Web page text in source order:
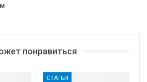
понравиться
СТАТЬИ